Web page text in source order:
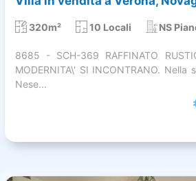
320m² 10 Locali NS
8685 - SCH-369 RAFFINATO
MODERNITA\' SI INCONTRANO.
Nese...